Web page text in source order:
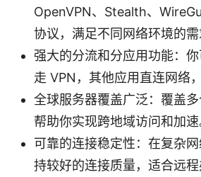
OpenVPN、Stealth、
协议，满足不同网络环境的需
强大的分流和分应用功能：
走 VPN，其他应用直连网络
全球服务器覆盖广泛：覆盖多
帮助你实现跨地域访问和加速
可靠的连接稳定性：在复杂
持较好的连接质量，适合远